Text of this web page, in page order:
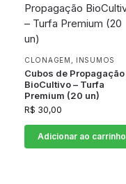
CLONAGEM INSUMOS
Cubos de Propagação
BioCultivo – Turfa
Premium (20 un)
R$ 30,00
Adicionar ao carrinho